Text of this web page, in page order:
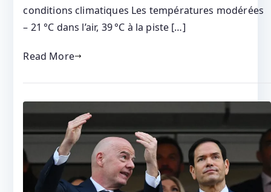
conditions climatiques Les températures modérées
– 21 °C dans l’air, 39 °C à la piste […]
Read More